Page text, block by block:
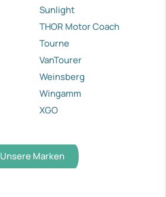
Sunlight
THOR Motor Coach
Tourne
VanTourer
Weinsberg
Wingamm
XGO
Unsere Marken